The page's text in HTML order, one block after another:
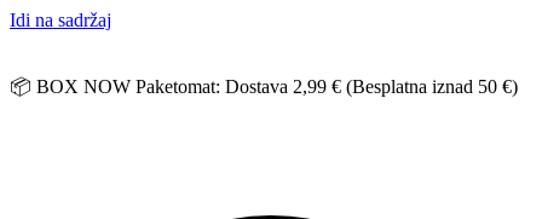
Idi na sadržaj
📦 BOX NOW Paketomat: Dostava 2,99 € (Besplatna iznad 50 €)